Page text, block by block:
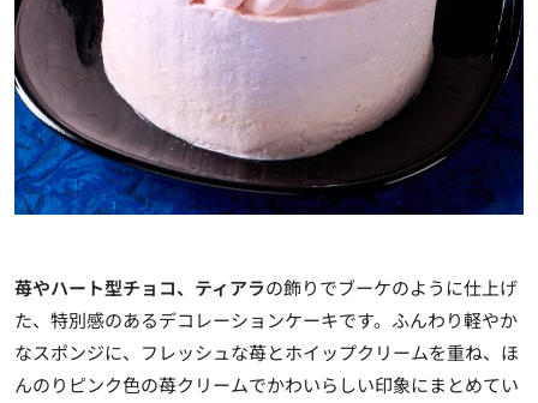
苺やハート型チョコ、ティアラの飾りでブーケのように仕上げ
た、特別感のあるデコレーションケーキです。ふんわり軽やか
なスポンジに、フレッシュな苺とホイップクリームを重ね、ほ
んのりピンク色の苺クリームでかわいらしい印象にまとめてい